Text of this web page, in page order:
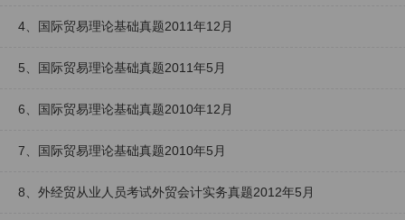
4、国际贸易理论基础真题2011年12月
5、国际贸易理论基础真题2011年5月
6、国际贸易理论基础真题2010年12月
7、国际贸易理论基础真题2010年5月
8、外经贸从业人员考试外贸会计实务真题2012年5月